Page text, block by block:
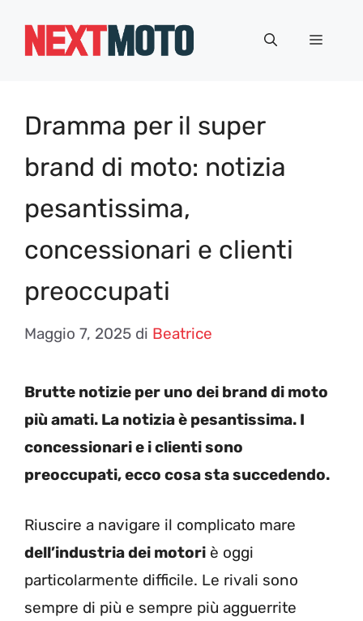
Menu
Dramma per il super
brand di moto: notizia
pesantissima,
concessionari e clienti
preoccupati
Maggio 7, 2025 di Beatrice
Brutte notizie per uno dei brand di moto
più amati. La notizia è pesantissima. I
concessionari e i clienti sono
preoccupati, ecco cosa sta succedendo.
Riuscire a navigare il complicato mare
dell’industria dei motori è oggi
particolarmente difficile. Le rivali sono
sempre di più e sempre più agguerrite